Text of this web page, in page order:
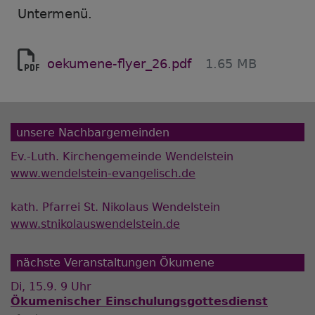
Untermenü.
oekumene-flyer_26.pdf 1.65 MB
unsere Nachbargemeinden
Ev.-Luth. Kirchengemeinde Wendelstein
www.wendelstein-evangelisch.de
kath. Pfarrei St. Nikolaus Wendelstein
www.stnikolauswendelstein.de
nächste Veranstaltungen Ökumene
Di, 15.9. 9 Uhr
Ökumenischer Einschulungsgottesdienst